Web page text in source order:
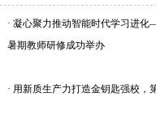
· 凝心聚力推动智能时代学习进
暑期教师研修成功举办
· 用新质生产力打造金钥匙强校